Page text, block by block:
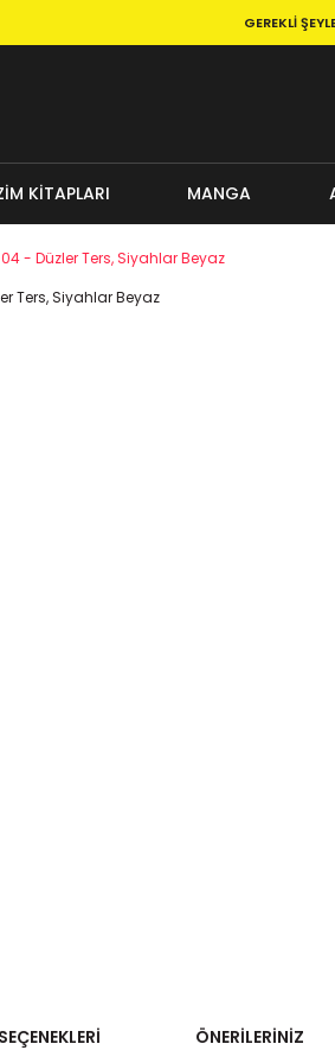
GEREKLI
KİTAPLARI MANGA
- Düzler Ters, Siyahlar Beyaz
ÖNERILERINIZ